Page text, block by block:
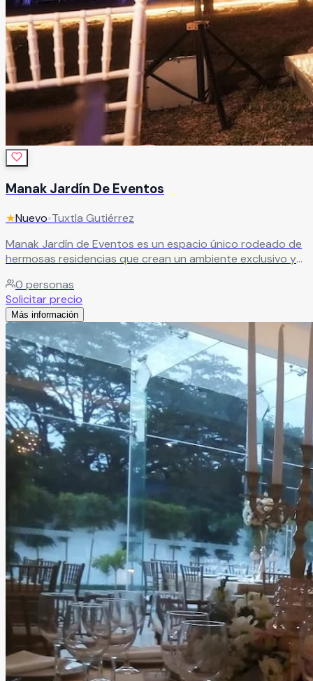
Manak Jardín De Eventos
★Nuevo•Tuxtla Gutiérrez
Manak Jardín de Eventos es un espacio único rodeado de
hermosas residencias que crean un ambiente exclusivo y
impresionante techo y un hermoso jardín que en conjunto
brindan un escenario versátil y lleno de estilo. Su esencia
combina un estilo vintage en perfecta armonía con la
naturaleza, destacando elementos como piedras gigantes,
árboles, piso de madera, polvo volcánico y áreas verdes
que envuelven el lugar en un ambiente bohemio y mágico,
ideal para celebraciones inolvidables.Leer más
0 personas
Solicitar precio
Más información